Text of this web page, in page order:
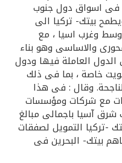
فى اسواق دول جنوب
بيتك- تركيا الى
وسط وغرب اسيا ، مع
والاساسى وهو بناء
الدول العاملة فيها ودول
خاصة ، بما فى ذلك
وقال : فى هذا
مع شركات ومؤسسات
آسيا باجمالى مبالغ
بيتك -تركيا التمويل لصفقات
كما يساهم بيتك- البحرين فى